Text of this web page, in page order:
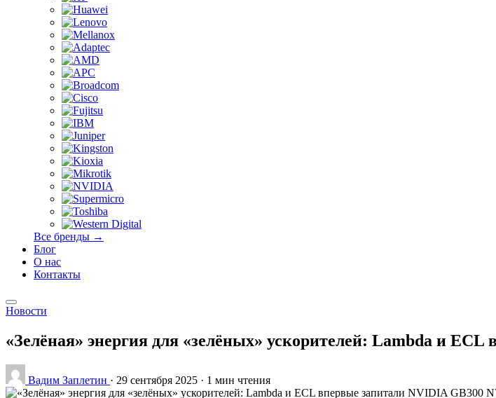
Все бренды →
Блог
О нас
Контакты
Новости
«Зелёная» энергия для «зелёных» ускорителей: Lambda и
Вадим Заплетин · 29 сентября 2025 · 1 мин чтения